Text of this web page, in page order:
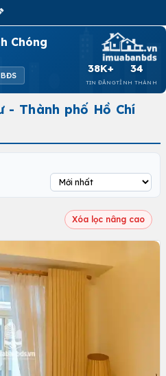
Chóng
38K+
TIN ĐĂNG
34
TỈNH THÀNH
- Thành phố Hồ Chí
Xóa lọc nâng cao